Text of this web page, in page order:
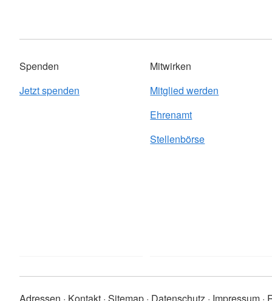
Spenden
Jetzt spenden
Mitwirken
Mitglied werden
Ehrenamt
Stellenbörse